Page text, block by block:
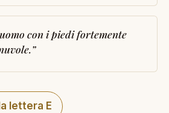
con i piedi fortemente
”
lettera E